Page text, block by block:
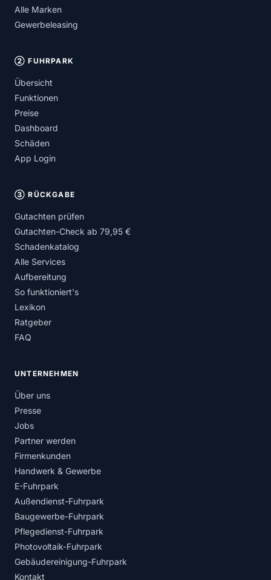
Alle Marken
Gewerbeleasing
② FUHRPARK
Übersicht
Funktionen
Preise
Dashboard
Schäden
App Login
③ RÜCKGABE
Gutachten prüfen
Gutachten-Check ab 79,95 €
Schadenkatalog
Alle Services
Aufbereitung
So funktioniert's
Lexikon
Ratgeber
FAQ
UNTERNEHMEN
Über uns
Presse
Jobs
Partner werden
Firmenkunden
Handwerk & Gewerbe
E-Fuhrpark
Außendienst-Fuhrpark
Baugewerbe-Fuhrpark
Pflegedienst-Fuhrpark
Photovoltaik-Fuhrpark
Gebäudereinigung-Fuhrpark
Kontakt